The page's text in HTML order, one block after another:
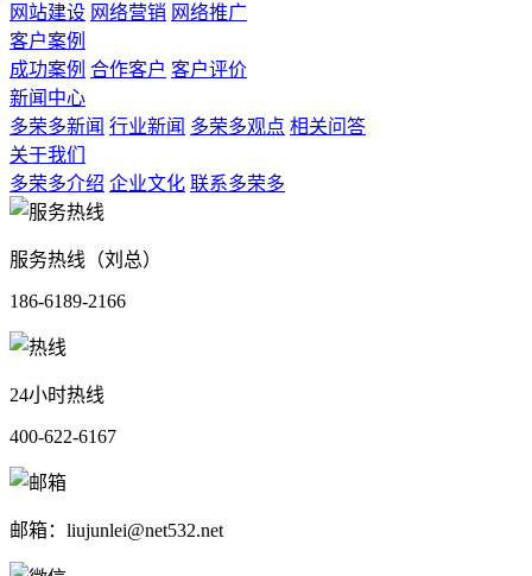
网站建设 网络营销 网络推广
客户案例
成功案例 合作客户 客户评价
新闻中心
多荣多新闻 行业新闻 多荣多观点 相关问答
关于我们
多荣多介绍 企业文化 联系多荣多
服务热线（刘总）
186-6189-2166
24小时热线
400-622-6167
邮箱：liujunlei@net532.net